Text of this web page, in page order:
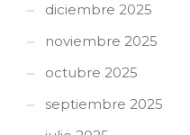
diciembre 2025
noviembre 2025
octubre 2025
septiembre 2025